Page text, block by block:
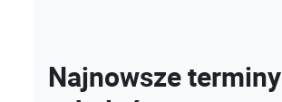
Najnowsze terminy